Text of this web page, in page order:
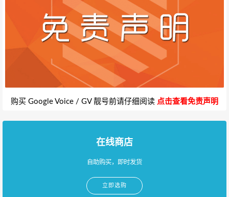
购买 Google Voice / GV 靓号前请仔细阅读 点击查看免责声明
在线商店
自助购买，即时发货
立即选购